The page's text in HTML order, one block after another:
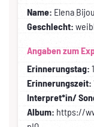
Name: Elena Bijou
Geschlecht:
Angaben zum
Erinnerungstag:
Erinnerungszeit:
Interpret*in/
Album: https://